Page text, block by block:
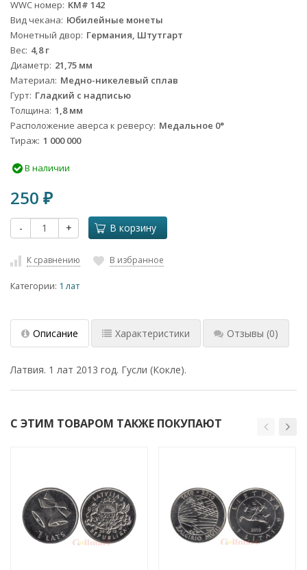
WWC номер KM# 142
Вид чекана Юбилейные монеты
Монетный двор Германия, Штутгарт
Вес 4,8 г
Диаметр 21,75 мм
Материал Медно-никелевый сплав
Гурт Гладкий с надписью
Толщина 1,8 мм
Расположение аверса к реверсу Медальное 0°
Тираж 1 000 000
В наличии
250 ₽
- + В корзину
К сравнению В избранное
Категории: 1 лат
Описание Характеристики Отзывы (0)
Латвия. 1 лат 2013 год. Гусли (Кокле).
С ЭТИМ ТОВАРОМ ТАКЖЕ ПОКУПАЮТ